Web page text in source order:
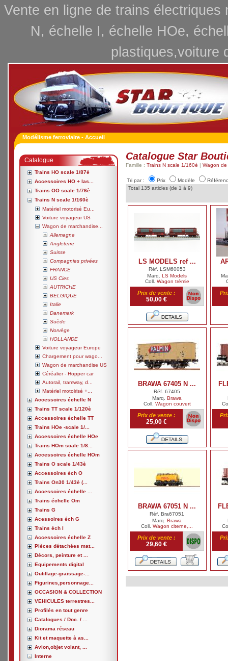
Vente en ligne de trains
N, échelle I, échelle HOe,
plastiques,voiture
Modélisme ferroviaire - Accueil
Catalogue
Trains HO scale 1/87è
Accessoires HO + las...
Trains OO scale 1/76è
Trains N scale 1/160è
Matériel motorisé Eu...
Voiture voyageur US
Wagon de marchandise...
Allemagne
Angleterre
Suisse
Compagnies privées
FRANCE
US Cies
AUTRICHE
BELGIQUE
Italie
Danemark
Suède
Norvège
HOLLANDE
Voiture voyageur Europe
Chargement pour wago...
Wagon de marchandise US
Céréalier - Hopper car
Autorail, tramway, d...
Matériel motoirisé +...
Accessoires échelle N
Trains TT scale 1/120è
Accessoires échelle TT
Trains HOe -scale 1/...
Accessoires échelle HOe
Trains HOm scale 1/8...
Accessoires échelle HOm
Trains O scale 1/43è
Accessoires éch O
Trains On30 1/43è (...
Accessoires échelle ...
Trains échelle Om
Trains G
Acessoires éch G
Trains éch I
Accessoires échelle Z
Pièces détachées mat...
Décors, peinture et ...
Equipements digital
Outillage-graissage-...
Figurines,personnage...
OCCASION & COLLECTION
VEHICULES terrestres...
Profilés en tout genre
Catalogues / Doc. / ...
Diorama réseau
Kit et maquette à as...
Avion,objet volant, ...
Interne
Catalogue Star
Famille : Trains N scale 1/160è | Wagon
Tri par : Prix Modèle
Total 135 articles (de 1 à 9)
LS MODELS ref ...
Réf. LSM60053
Marq. LS Models
Coll. Wagon trémie
Prix de vente :
50,00 €
BRAWA 67405 N ...
Réf. 67405
Marq. Brawa
Coll. Wagon couvert
Prix de vente :
25,00 €
BRAWA 67051 N ...
Réf. Bra67051
Marq. Brawa
Coll. Wagon citerne,...
Prix de vente :
29,60 €